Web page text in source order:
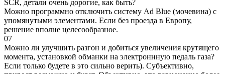
SCR, детали очень дорогие, как быть?
Можно программно отключить систему Ad Blue (мочевина) с
упомянутыми элементами. Если без проезда в Европу,
решение вполне целесообразное.
07
Можно ли улучшить разгон и добиться увеличения крутящего
момента, установкой обманки на электроннную педаль газа?
Если только будете в это сильно верить). Субъективно,